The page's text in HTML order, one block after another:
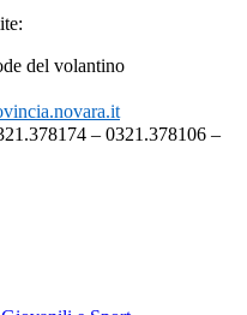
del volantino
– 0321.378106 –